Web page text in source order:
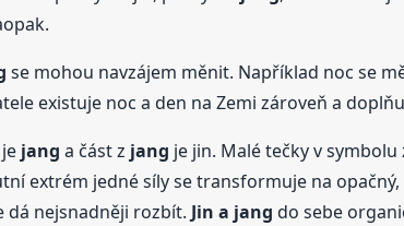
se mohou navzájem měnit. Například noc se
existuje noc a den na Zemi zároveň a
jang a část z jang je jin. Malé tečky v
extrém jedné síly se transformuje na
dá nejsnadněji rozbít. Jin a jang do sebe